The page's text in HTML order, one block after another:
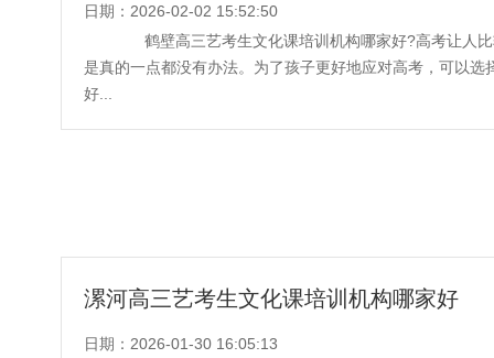
日期：2026-02-02 15:52:50
鹤壁高三艺考生文化课培训机构哪家好?高考让人比
是真的一点都没有办法。为了孩子更好地应对高考，可以
好...
漯河高三艺考生文化课培训机构哪家好
日期：2026-01-30 16:05:13